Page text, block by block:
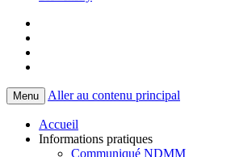
Menu Aller au contenu principal
Accueil
Informations pratiques
Communiqué NDMM